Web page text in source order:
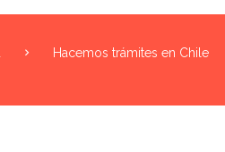
Hacemos trámites en Chile